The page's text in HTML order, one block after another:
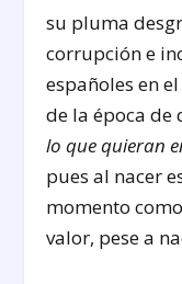
su pluma
corrupción e
españoles en
de la época de
lo que quieran
pues al nacer
momento
valor, pese a